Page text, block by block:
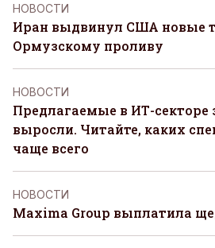
НОВОСТИ
Иран выдвинул США новые
Ормузскому проливу
НОВОСТИ
Предлагаемые в ИТ-секторе
выросли. Читайте, каких
чаще всего
НОВОСТИ
Maxima Group выплатила